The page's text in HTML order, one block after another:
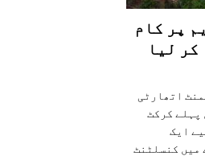
پر کام
لیا
اتھارٹی
پہلے کرکٹ
ایک
میں کنسلٹنٹ